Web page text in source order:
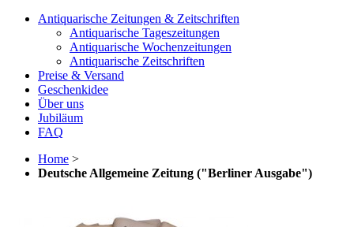
Antiquarische Zeitungen & Zeitschriften
Antiquarische Tageszeitungen
Antiquarische Wochenzeitungen
Antiquarische Zeitschriften
Preise & Versand
Geschenkidee
Über uns
Jubiläum
FAQ
Home >
Deutsche Allgemeine Zeitung ("Berliner Ausgabe")